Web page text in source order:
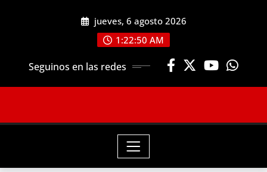
jueves, 6 agosto 2026
1:22:51 AM
Seguinos en las redes